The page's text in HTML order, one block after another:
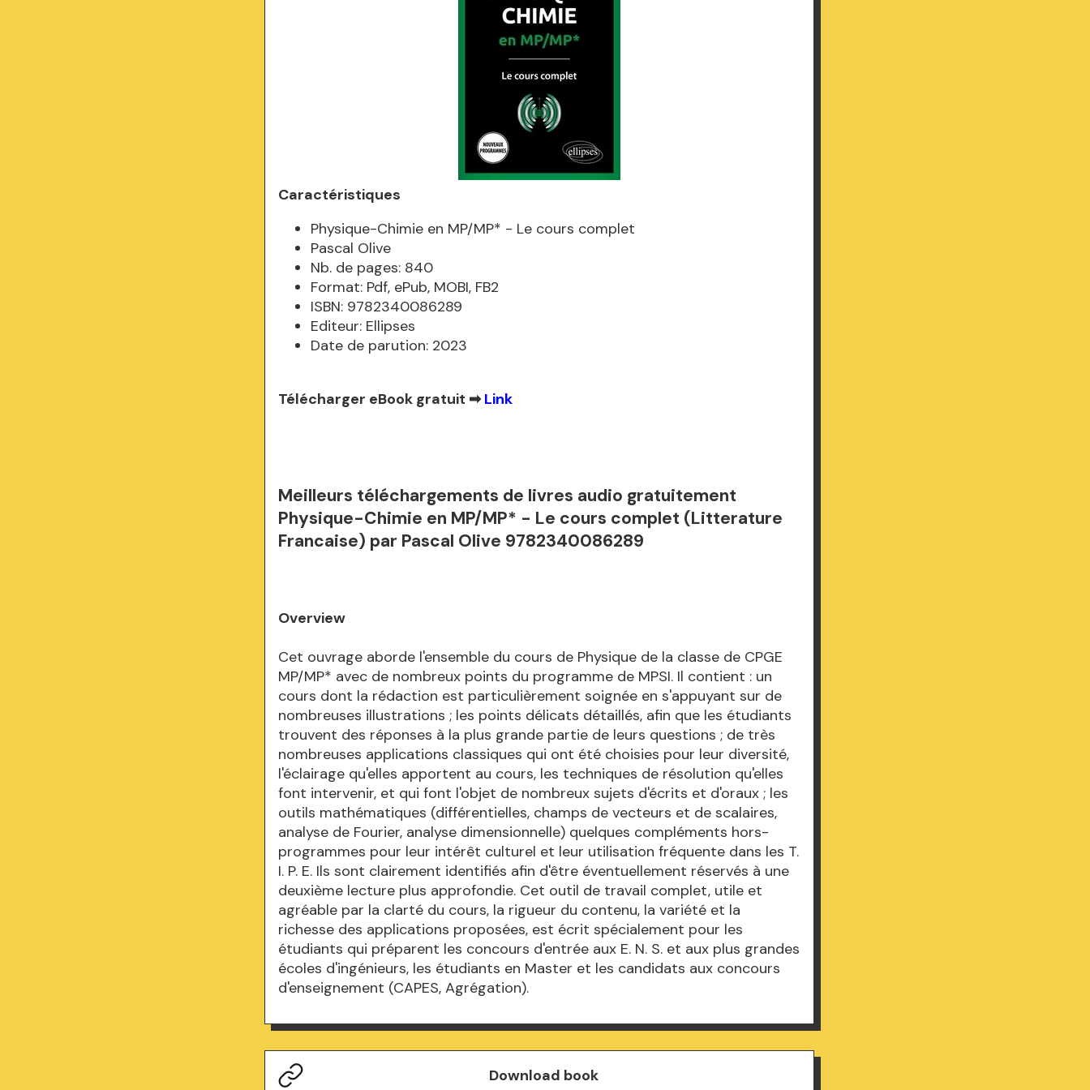
Caractéristiques
Physique-Chimie en MP/MP* - Le cours complet
Pascal Olive
Nb. de pages: 840
Format: Pdf, ePub, MOBI, FB2
ISBN: 9782340086289
Editeur: Ellipses
Date de parution: 2023
Télécharger eBook gratuit ➡Link
Meilleurs téléchargements de livres audio gratuitement
Physique-Chimie en MP/MP* - Le cours complet (Litterature
Francaise) par Pascal Olive 9782340086289
Overview
Cet ouvrage aborde l'ensemble du cours de Physique de la classe de CPGE
MP/MP* avec de nombreux points du programme de MPSI. Il contient : un
cours dont la rédaction est particulièrement soignée en s'appuyant sur de
nombreuses illustrations ; les points délicats détaillés, afin que les étudiants
trouvent des réponses à la plus grande partie de leurs questions ; de très
nombreuses applications classiques qui ont été choisies pour leur diversité,
l'éclairage qu'elles apportent au cours, les techniques de résolution qu'elles
font intervenir, et qui font l'objet de nombreux sujets d'écrits et d'oraux ; les
outils mathématiques (différentielles, champs de vecteurs et de scalaires,
analyse de Fourier, analyse dimensionnelle) quelques compléments hors-
programmes pour leur intérêt culturel et leur utilisation fréquente dans les T.
I. P. E. Ils sont clairement identifiés afin d'être éventuellement réservés à une
deuxième lecture plus approfondie. Cet outil de travail complet, utile et
agréable par la clarté du cours, la rigueur du contenu, la variété et la
richesse des applications proposées, est écrit spécialement pour les
étudiants qui préparent les concours d'entrée aux E. N. S. et aux plus grandes
écoles d'ingénieurs, les étudiants en Master et les candidats aux concours
d'enseignement (CAPES, Agrégation).
Download book